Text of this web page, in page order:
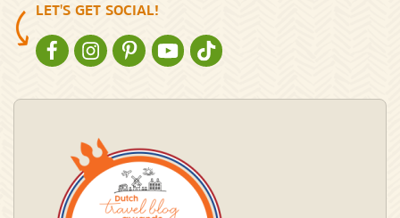
LET'S GET SOCIAL!
NATURESCANNER OP FACEBOOK
NATURESCANNER OP INSTAGRAM
NATURESCANNER OP PINTEREST
NATURESCANNER OP YOUTUBE
NATURESCANNER OP TIKTOK